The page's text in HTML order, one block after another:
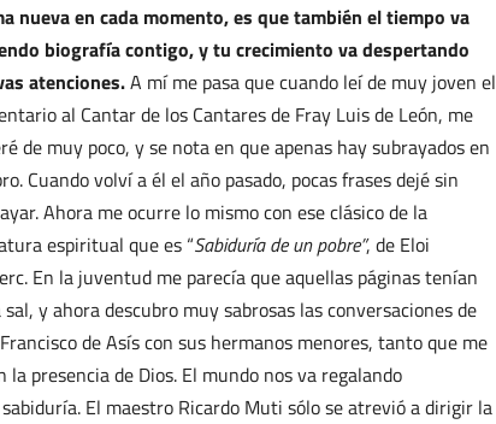
nueva en cada momento, es que también el tiempo va
biografía contigo, y tu crecimiento va despertando
atenciones.A mí me pasa que cuando leí de muy joven el
al Cantar de los Cantares de Fray Luis de León, me
de muy poco, y se nota en que apenas hay subrayados en
Cuando volví a él el año pasado, pocas frases dejé sin
Ahora me ocurre lo mismo con ese clásico de la
espiritual que es “Sabiduría de un pobre”, de Eloi
En la juventud me parecía que aquellas páginas tenían
sal, y ahora descubro muy sabrosas las conversaciones de
de Asís con sus hermanos menores, tanto que me
presencia de Dios. El mundo nos va regalando
El maestro Ricardo Muti sólo se atrevió a dirigir la